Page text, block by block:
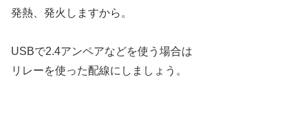
発熱、発火しますから。
USBで2.4アンペアなどを使う場合は
リレーを使った配線にしましょう。